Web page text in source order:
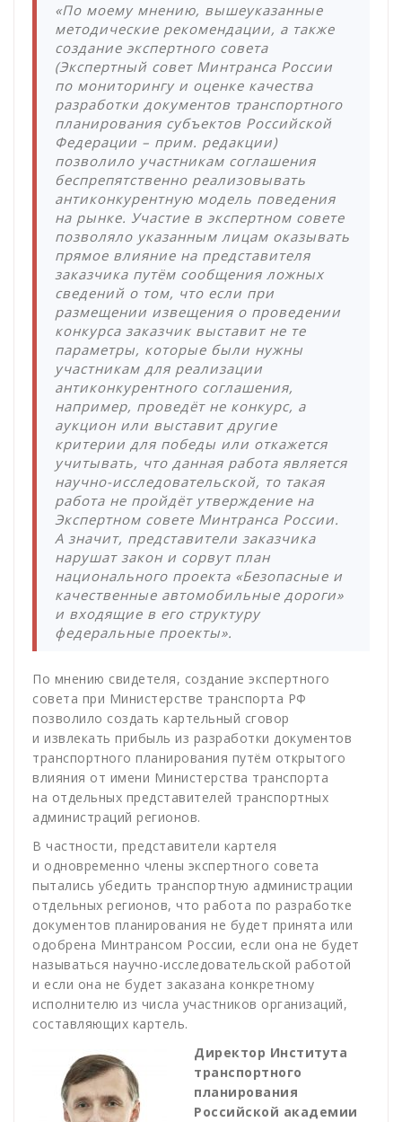
«По моему мнению, вышеуказанные
методические рекомендации, а также
создание экспертного совета
(Экспертный совет Минтранса России
по мониторингу и оценке качества
разработки документов транспортного
планирования субъектов Российской
Федерации – прим. редакции)
позволило участникам соглашения
беспрепятственно реализовывать
антиконкурентную модель поведения
на рынке. Участие в экспертном совете
позволяло указанным лицам оказывать
прямое влияние на представителя
заказчика путём сообщения ложных
сведений о том, что если при
размещении извещения о проведении
конкурса заказчик выставит не те
параметры, которые были нужны
участникам для реализации
антиконкурентного соглашения,
например, проведёт не конкурс, а
аукцион или выставит другие
критерии для победы или откажется
учитывать, что данная работа является
научно-исследовательской, то такая
работа не пройдёт утверждение на
Экспертном совете Минтранса России.
А значит, представители заказчика
нарушат закон и сорвут план
национального проекта «Безопасные и
качественные автомобильные дороги»
и входящие в его структуру
федеральные проекты».
По мнению свидетеля, создание экспертного
совета при Министерстве транспорта РФ
позволило создать картельный сговор
и извлекать прибыль из разработки документов
транспортного планирования путём открытого
влияния от имени Министерства транспорта
на отдельных представителей транспортных
администраций регионов.
В частности, представители картеля
и одновременно члены экспертного совета
пытались убедить транспортную администрации
отдельных регионов, что работа по разработке
документов планирования не будет принята или
одобрена Минтрансом России, если она не будет
называться научно-исследовательской работой
и если она не будет заказана конкретному
исполнителю из числа участников организаций,
составляющих картель.
Директор Института
транспортного
планирования
Российской академии